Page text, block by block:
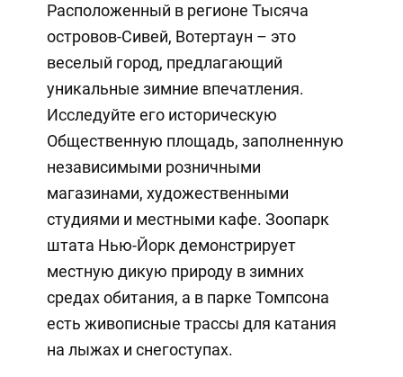
Расположенный в регионе Тысяча
островов-Сивей, Вотертаун – это
веселый город, предлагающий
уникальные зимние впечатления.
Исследуйте его историческую
Общественную площадь, заполненную
независимыми розничными
магазинами, художественными
студиями и местными кафе. Зоопарк
штата Нью-Йорк демонстрирует
местную дикую природу в зимних
средах обитания, а в парке Томпсона
есть живописные трассы для катания
на лыжах и снегоступах.